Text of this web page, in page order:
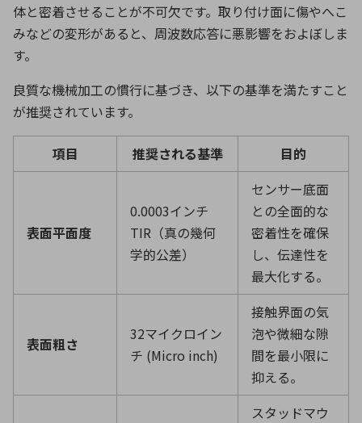
体と密着させることが不可欠です。取り付け面に傷やへこ
みなどの変形があると、周波数応答に悪影響をおよぼしま
す。
良質な機械加工の慣行に基づき、以下の基準を満たすこと
が推奨されています。
項目 推奨される基準 目的
表面平面度
0.0003インチ
TIR （真の幾何
学的公差）
センサー底面
との全面的な
密着性を確保
し、伝達性を
最大化する。
表面粗さ
32マイクロイン
チ (Micro inch)
接触界面の気
泡や微細な隙
間を最小限に
抑える。
スタッドマウ